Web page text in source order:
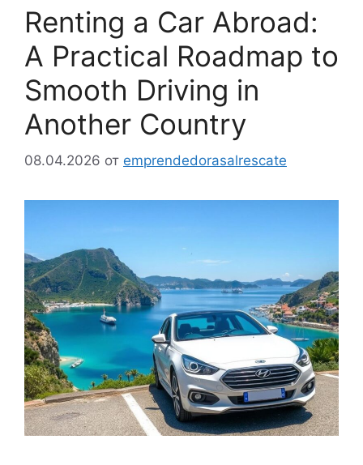
Renting a Car Abroad:
A Practical Roadmap to
Smooth Driving in
Another Country
08.04.2026 от emprendedorasalrescate